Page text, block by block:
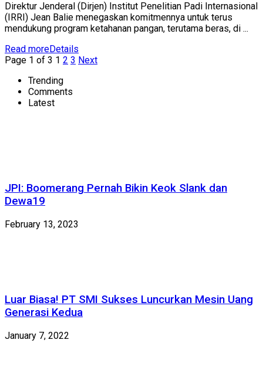
Direktur Jenderal (Dirjen) Institut Penelitian Padi Internasional
(IRRI) Jean Balie menegaskan komitmennya untuk terus
mendukung program ketahanan pangan, terutama beras, di ...
Read moreDetails
Page 1 of 3 1 2 3 Next
Trending
Comments
Latest
JPI: Boomerang Pernah Bikin Keok Slank dan
Dewa19
February 13, 2023
Luar Biasa! PT SMI Sukses Luncurkan Mesin Uang
Generasi Kedua
January 7, 2022